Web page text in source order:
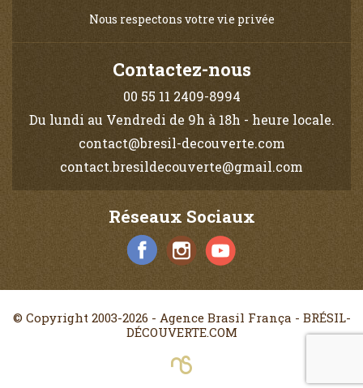
Nous respectons votre vie privée
Contactez-nous
00 55 11 2409-8994
Du lundi au Vendredi de 9h à 18h - heure locale.
contact@bresil-decouverte.com
contact.bresildecouverte@gmail.com
Réseaux Sociaux
© Copyright 2003-2026 - Agence Brasil França - BRÉSIL-
DÉCOUVERTE.COM